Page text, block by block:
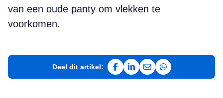
van een oude panty om vlekken te
voorkomen.
Deel dit artikel:
Deel op Facebook
Deel op LinkedIn
Deel via e-mail
Deel via